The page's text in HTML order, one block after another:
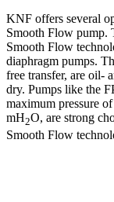
KNF offers several
Smooth Flow pump.
Smooth Flow
diaphragm pumps.
free transfer, are oil-
dry. Pumps like the
maximum pressure
mH2O, are strong
Smooth Flow